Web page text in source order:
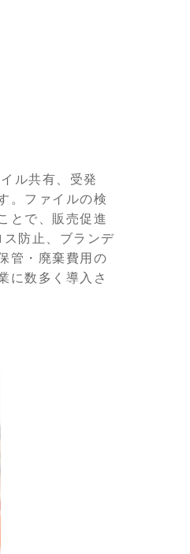
ル共有、受発
。ファイルの検
とで、販売促進
防止、ブランデ
管・廃棄費用の
に数多く導入さ